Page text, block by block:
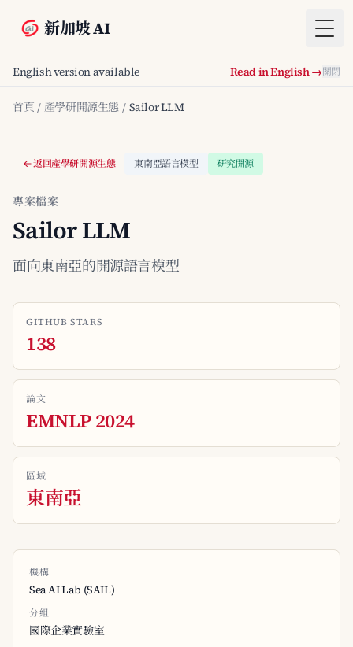
新加坡 AI
English version available Read in English →關閉
首頁 / 產學研開源生態 / Sailor LLM
返回產學研開源生態 東南亞語言模型 研究開源
專案檔案
Sailor LLM
面向東南亞的開源語言模型
GITHUB STARS
138
論文
EMNLP 2024
區域
東南亞
機構
Sea AI Lab (SAIL)
分組
國際企業實驗室